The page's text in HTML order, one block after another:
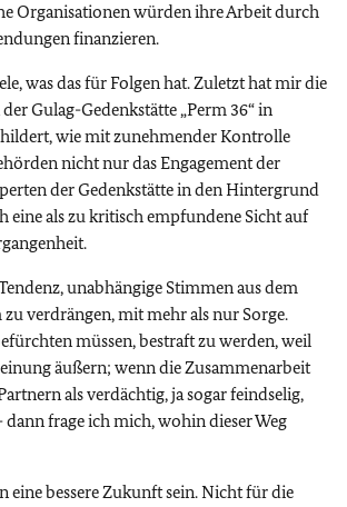
Organisationen würden ihre Arbeit durch
finanzieren.
was das für Folgen hat. Zuletzt hat mir die
Gulag-Gedenkstätte „Perm 36“ in
wie mit zunehmender Kontrolle
nicht nur das Engagement der
der Gedenkstätte in den Hintergrund
eine als zu kritisch empfundene Sicht auf
unabhängige Stimmen aus dem
verdrängen, mit mehr als nur Sorge.
müssen, bestraft zu werden, weil
äußern; wenn die Zusammenarbeit
als verdächtig, ja sogar feindselig,
frage ich mich, wohin dieser Weg
eine bessere Zukunft sein. Nicht für die